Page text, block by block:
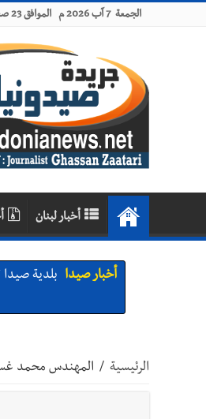
الجمعة 7 آب 2026 م الموافق 23 صفر 1448 هـ
أخبار لبنان
أخبار صيدا بلدية صيدا
عمر مرجان
الرئيسية / المهندس محمد